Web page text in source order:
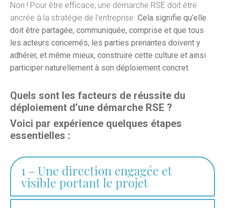
Non ! Pour être efficace, une démarche RSE doit être
ancrée à la stratégie de l’entreprise. Cela signifie qu’elle
doit être partagée, communiquée, comprise et que tous
les acteurs concernés, les parties prenantes doivent y
adhérer, et même mieux, construire cette culture et ainsi
participer naturellement à son déploiement concret.
Quels sont les facteurs de réussite du
déploiement d’une démarche RSE ?
Voici par expérience quelques étapes
essentielles :
1 - Une direction engagée et
visible portant le projet